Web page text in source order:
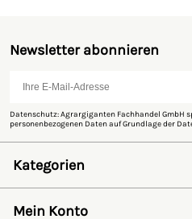
Newsletter abonnieren
Datenschutz: Agrargiganten Fachhandel GmbH
personenbezogenen Daten auf Grundlage der
Kategorien
Schermaschinen
Mein Konto